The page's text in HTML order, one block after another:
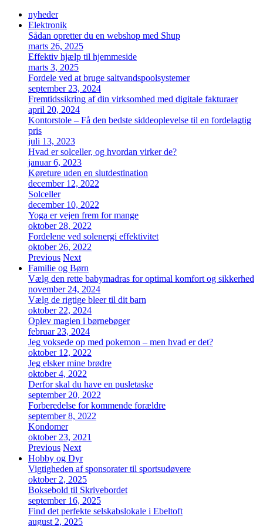
nyheder
Elektronik
Sådan opretter du en webshop med Shup
marts 26, 2025
Effektiv hjælp til hjemmeside
marts 3, 2025
Fordele ved at bruge saltvandspoolsystemer
september 23, 2024
Fremtidssikring af din virksomhed med digitale fakturaer
april 20, 2024
Kontorstole – Få den bedste siddeoplevelse til en fordelagtig
pris
juli 13, 2023
Hvad er solceller, og hvordan virker de?
januar 6, 2023
Køreture uden en slutdestination
december 12, 2022
Solceller
december 10, 2022
Yoga er vejen frem for mange
oktober 28, 2022
Fordelene ved solenergi effektivitet
oktober 26, 2022
Previous Next
Familie og Børn
Vælg den rette babymadras for optimal komfort og sikkerhed
november 24, 2024
Vælg de rigtige bleer til dit barn
oktober 22, 2024
Oplev magien i børnebøger
februar 23, 2024
Jeg voksede op med pokemon – men hvad er det?
oktober 12, 2022
Jeg elsker mine brødre
oktober 4, 2022
Derfor skal du have en pusletaske
september 20, 2022
Forberedelse for kommende forældre
september 8, 2022
Kondomer
oktober 23, 2021
Previous Next
Hobby og Dyr
Vigtigheden af sponsorater til sportsudøvere
oktober 2, 2025
Boksebold til Skrivebordet
september 16, 2025
Find det perfekte selskabslokale i Ebeltoft
august 2, 2025